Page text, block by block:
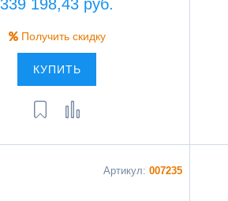
339 198,43 руб.
Получить скидку
КУПИТЬ
Артикул: 007235